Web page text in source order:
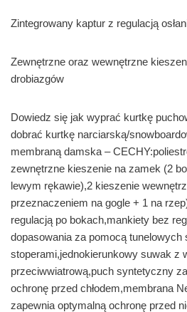
Zintegrowany kaptur z regulacją
Zewnętrzne oraz wewnętrzne
drobiazgów
Dowiedz się jak wyprać kurtkę
dobrać kurtkę narciarską/
membraną damska –
zewnętrzne kieszenie na zamek (2
lewym rękawie),2 kieszenie
przeznaczeniem na gogle + 1 na
regulacją po bokach,mankiety bez
dopasowania za pomocą tunelowych
stoperami,jednokierunkowy suwak z
przeciwwiatrową,puch syntetyczny
ochronę przed chłodem,membrana
zapewnia optymalną ochronę przed